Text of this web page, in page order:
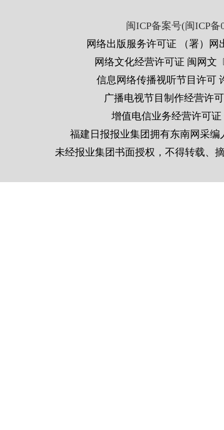
闽ICP备案号(闽ICP备
网络出版服务许可证 （署）网
网络文化经营许可证 闽网文
信息网络传播视听节目许可
广播电视节目制作经营许
增值电信业务经营许可证
福建日报报业集团拥有东南网采
未经报业集团书面授权，不得转载、